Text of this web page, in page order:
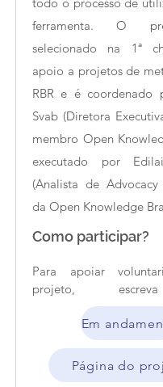
ferramenta. O
selecionado na 1ª
apoio a projetos de
RBR e é coordenado
Svab (Diretora
membro Open
executado por
(Analista de Advocacy
da Open Knowledge
Como participar?
Para apoiar
projeto,
Em
Página do